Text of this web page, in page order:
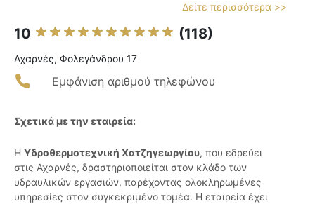
Δείτε περισσότερα >>
10 (118)
Αχαρνές, Φολεγάνδρου 17
Εμφάνιση αριθμού τηλεφώνου
Σχετικά με την εταιρεία:
Η Υδροθερμοτεχνική Χατζηγεωργίου, που εδρεύει
στις Αχαρνές, δραστηριοποιείται στον κλάδο των
υδραυλικών εργασιών, παρέχοντας ολοκληρωμένες
υπηρεσίες στον συγκεκριμένο τομέα. Η εταιρεία έχει